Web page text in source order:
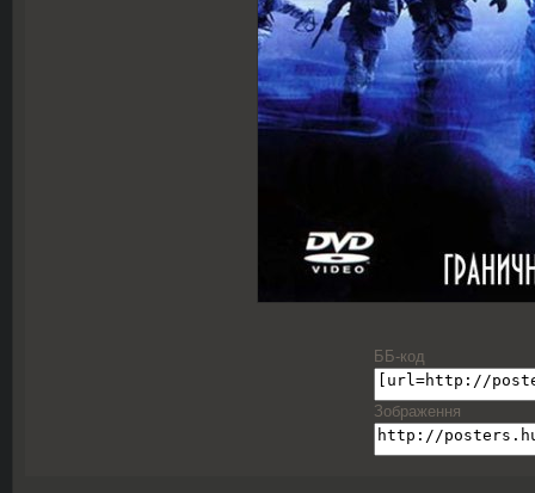
ББ-код
Зображення